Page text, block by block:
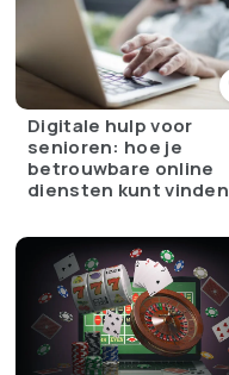
Digitale hulp voor
senioren: hoe je
betrouwbare online
diensten kunt vinden